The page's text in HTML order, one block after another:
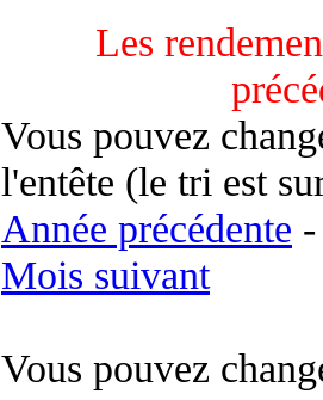
Les
Vous pouvez
l'entête (le tri est
Année précédente -
Mois suivant
Vous pouvez